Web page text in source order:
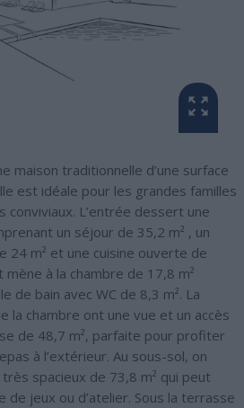
maison traditionnelle d’une surface
est idéale pour les grandes familles
conviviaux. L’entrée dessert une
un séjour de 35,2 m² , un
24 m² et une cuisine ouverte de
à la chambre de 17,8 m²
de bain avec WC de 8,3 m². La
la chambre ont une vue et un accès
de 48,7 m², parfaite pour profiter
à l’extérieur. Au sous-sol, on
spacieux de 73,8 m² qui peut
de jeux ou d’atelier. Sous la terrasse